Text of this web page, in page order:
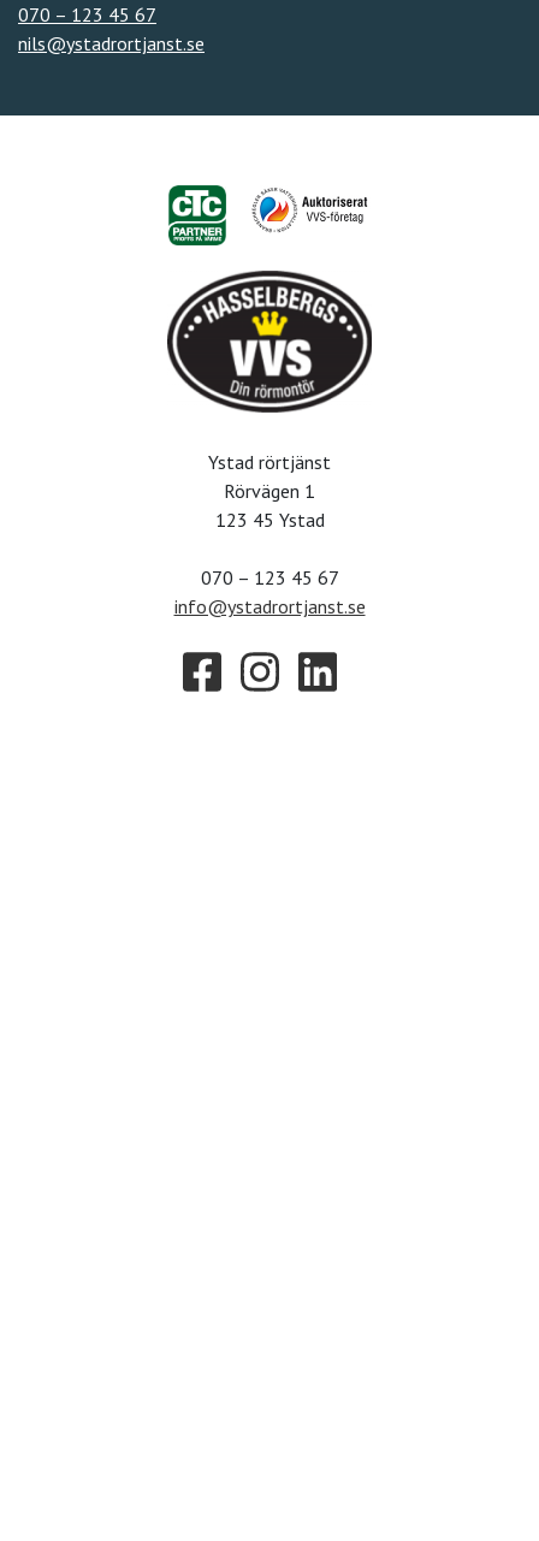
070 – 123 45 67
nils@ystadrortjanst.se
Ystad rörtjänst
Rörvägen 1
123 45 Ystad
070 – 123 45 67
info@ystadrortjanst.se